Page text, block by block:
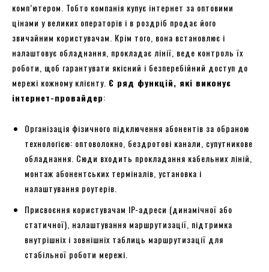
комп’ютером. Тобто компанія купує інтернет за оптовими
цінами у великих операторів і в роздріб продає його
звичайним користувачам. Крім того, вона встановлює і
налаштовує обладнання, прокладає лінії, веде контроль їх
роботи, щоб гарантувати якісний і безперебійний доступ до
мережі кожному клієнту. Є ряд функцій, які виконує
інтернет-провайдер:
Організація фізичного підключення абонентів за обраною
технологією: оптоволокно, бездротові канали, супутникове
обладнання. Сюди входить прокладання кабельних ліній,
монтаж абонентських терміналів, установка і
налаштування роутерів.
Присвоєння користувачам IP-адреси (динамічної або
статичної), налаштування маршрутизації, підтримка
внутрішніх і зовнішніх таблиць маршрутизації для
стабільної роботи мережі.